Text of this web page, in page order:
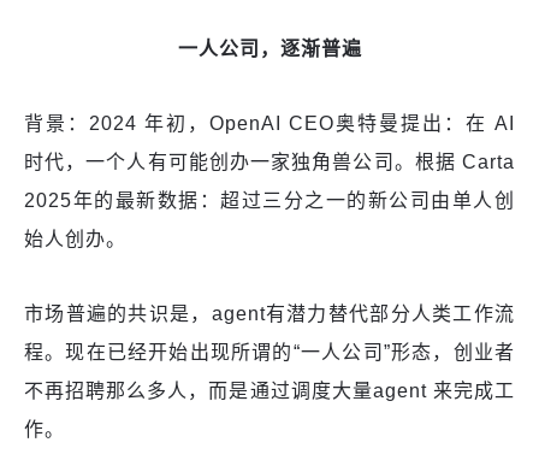
一人公司，逐渐普遍
背景：2024 年初，OpenAI CEO奥特曼提出：在 AI
时代，一个人有可能创办一家独角兽公司。根据 Carta
2025年的最新数据：超过三分之一的新公司由单人创
始人创办。
市场普遍的共识是，agent有潜力替代部分人类工作流
程。现在已经开始出现所谓的“一人公司”形态，创业者
不再招聘那么多人，而是通过调度大量agent 来完成工
作。